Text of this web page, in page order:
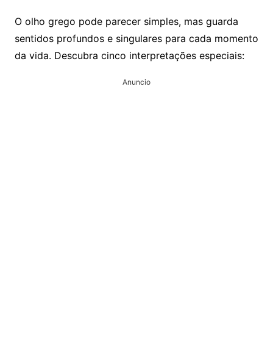
O olho grego pode parecer simples, mas guarda
sentidos profundos e singulares para cada momento
da vida. Descubra cinco interpretações especiais:
Anuncio